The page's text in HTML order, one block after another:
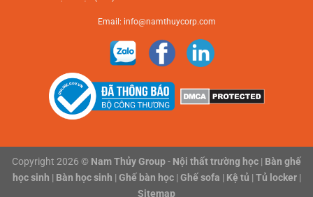
Email: info@namthuycorp.com
Copyright 2026 © Nam Thủy Group- Nội thất trường học | Bàn ghế
học sinh | Bàn học sinh | Ghế bàn học| Ghế sofa | Kệ tủ | Tủ locker|
Sitemap